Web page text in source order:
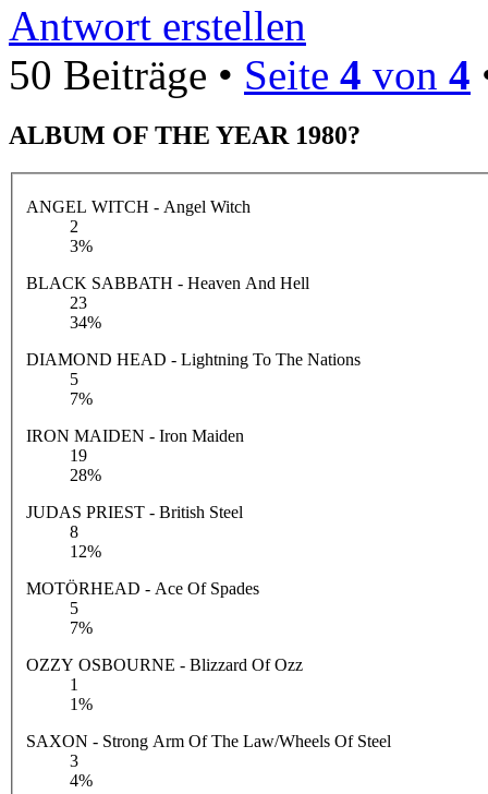
Antwort erstellen
50 Beiträge • Seite 4 von 4
ALBUM OF THE YEAR 1980?
ANGEL WITCH - Angel Witch
2
3%
BLACK SABBATH - Heaven And Hell
23
34%
DIAMOND HEAD - Lightning To The Nations
5
7%
IRON MAIDEN - Iron Maiden
19
28%
JUDAS PRIEST - British Steel
8
12%
MOTÖRHEAD - Ace Of Spades
5
7%
OZZY OSBOURNE - Blizzard Of Ozz
1
1%
SAXON - Strong Arm Of The Law/Wheels Of Steel
3
4%